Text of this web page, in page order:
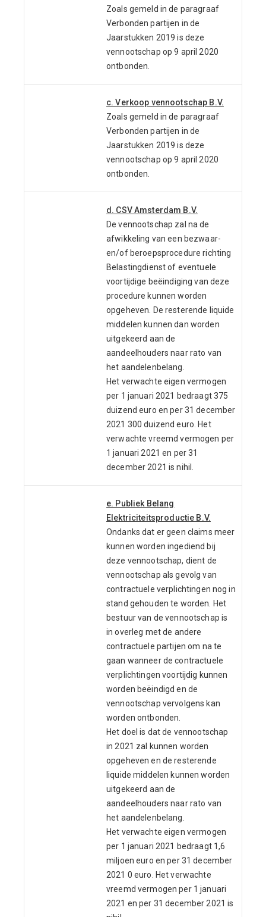
Zoals gemeld in de paragraaf
Verbonden partijen in de
Jaarstukken 2019 is deze
vennootschap op 9 april 2020
ontbonden.
c. Verkoop vennootschap B.V.
Zoals gemeld in de paragraaf
Verbonden partijen in de
Jaarstukken 2019 is deze
vennootschap op 9 april 2020
ontbonden.
d. CSV Amsterdam B.V.
De vennootschap zal na de
afwikkeling van een bezwaar-
en/of beroepsprocedure richting
Belastingdienst of eventuele
voortijdige beëindiging van deze
procedure kunnen worden
opgeheven. De resterende liquide
middelen kunnen dan worden
uitgekeerd aan de
aandeelhouders naar rato van
het aandelenbelang.
Het verwachte eigen vermogen
per 1 januari 2021 bedraagt 375
duizend euro en per 31 december
2021 300 duizend euro. Het
verwachte vreemd vermogen per
1 januari 2021 en per 31
december 2021 is nihil.
e. Publiek Belang
Elektriciteitsproductie B.V.
Ondanks dat er geen claims meer
kunnen worden ingediend bij
deze vennootschap, dient de
vennootschap als gevolg van
contractuele verplichtingen nog in
stand gehouden te worden. Het
bestuur van de vennootschap is
in overleg met de andere
contractuele partijen om na te
gaan wanneer de contractuele
verplichtingen voortijdig kunnen
worden beëindigd en de
vennootschap vervolgens kan
worden ontbonden.
Het doel is dat de vennootschap
in 2021 zal kunnen worden
opgeheven en de resterende
liquide middelen kunnen worden
uitgekeerd aan de
aandeelhouders naar rato van
het aandelenbelang.
Het verwachte eigen vermogen
per 1 januari 2021 bedraagt 1,6
miljoen euro en per 31 december
2021 0 euro. Het verwachte
vreemd vermogen per 1 januari
2021 en per 31 december 2021 is